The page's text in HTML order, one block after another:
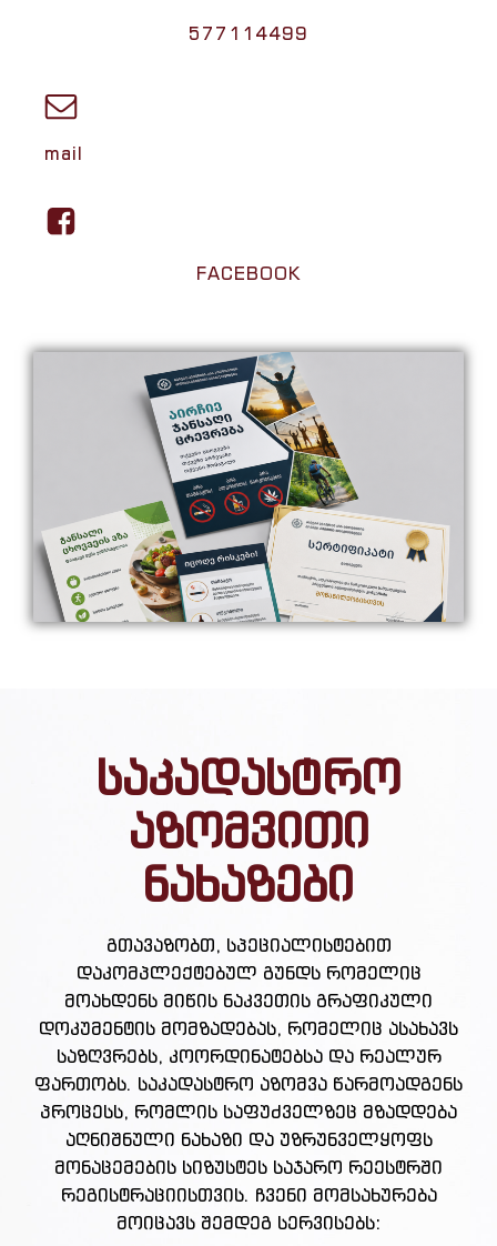
577114499
mail
FACEBOOK
საკადასტრო
აზომვითი
ნახაზები
გთავაზობთ, სპეციალისტებით
დაკომპლექტებულ გუნდს რომელიც
მოახდენს მიწის ნაკვეთის გრაფიკული
დოკუმენტის მომზადებას, რომელიც ასახავს
საზღვრებს, კოორდინატებსა და რეალურ
ფართობს. საკადასტრო აზომვა წარმოადგენს
პროცესს, რომლის საფუძველზეც მზადდება
აღნიშნული ნახაზი და უზრუნველყოფს
მონაცემების სიზუსტეს საჯარო რეესტრში
რეგისტრაციისთვის. ჩვენი მომსახურება
მოიცავს შემდეგ სერვისებს: